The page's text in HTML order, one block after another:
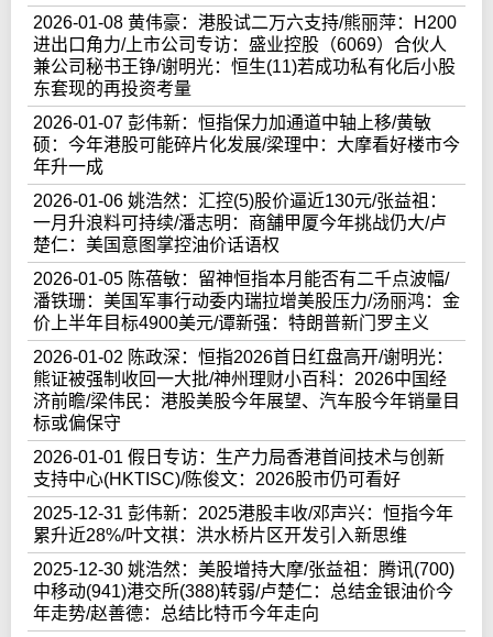
2026-01-08 黄伟豪：港股试二万六支持/熊丽萍：H200
进出口角力/上市公司专访：盛业控股（6069）合伙人
兼公司秘书王铮/谢明光：恒生(11)若成功私有化后小股
东套现的再投资考量
2026-01-07 彭伟新：恒指保力加通道中轴上移/黄敏
硕：今年港股可能碎片化发展/梁理中：大摩看好楼市今
年升一成
2026-01-06 姚浩然：汇控(5)股价逼近130元/张益祖：
一月升浪料可持续/潘志明：商舗甲厦今年挑战仍大/卢
楚仁：美国意图掌控油价话语权
2026-01-05 陈蓓敏：留神恒指本月能否有二千点波幅/
潘铁珊：美国军事行动委内瑞拉增美股压力/汤丽鸿：金
价上半年目标4900美元/谭新强：特朗普新门罗主义
2026-01-02 陈政深：恒指2026首日红盘高开/谢明光：
熊证被强制收回一大批/神州理财小百科：2026中国经
济前瞻/梁伟民：港股美股今年展望、汽车股今年销量目
标或偏保守
2026-01-01 假日专访：生产力局香港首间技术与创新
支持中心(HKTISC)/陈俊文：2026股市仍可看好
2025-12-31 彭伟新：2025港股丰收/邓声兴：恒指今年
累升近28%/叶文祺：洪水桥片区开发引入新思维
2025-12-30 姚浩然：美股增持大摩/张益祖：腾讯(700)
中移动(941)港交所(388)转弱/卢楚仁：总结金银油价今
年走势/赵善德：总结比特币今年走向